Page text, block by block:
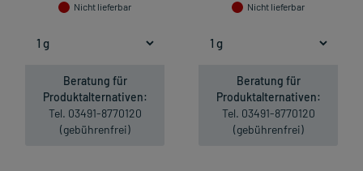
Nicht lieferbar
Beratung für
Produktalternativen:
Tel. 03491-8770120
(gebührenfrei)
Nicht lieferbar
Beratung für
Produktalternativen:
Tel. 03491-8770120
(gebührenfrei)